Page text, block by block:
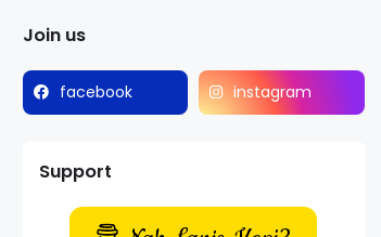
Join us
facebook instagram
Support